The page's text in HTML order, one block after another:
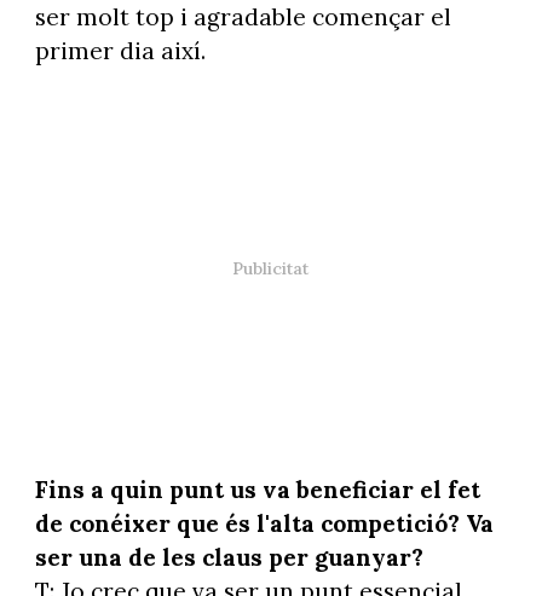
ser molt top i agradable començar el
primer dia així.
Fins a quin punt us va beneficiar el fet
de conéixer que és l'alta competició? Va
ser una de les claus per guanyar?